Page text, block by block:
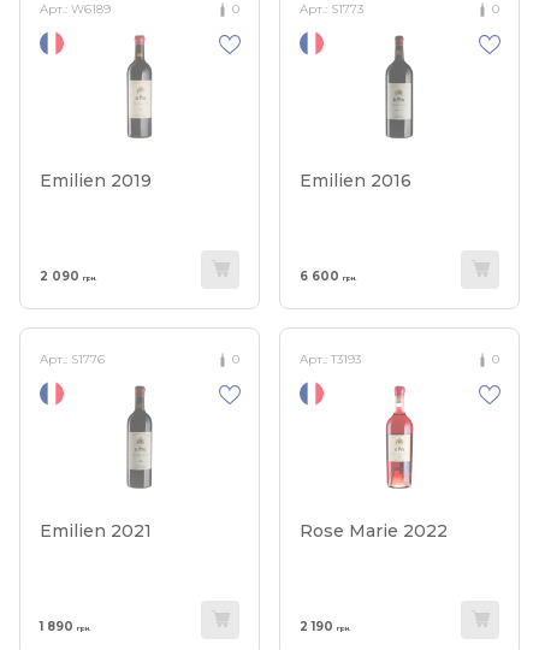
Арт.: W6189 0
Emilien 2019
2 090 грн.
Арт.: S1773 0
Emilien 2016
6 600 грн.
Арт.: S1776 0
Emilien 2021
1 890 грн.
Арт.: T3193 0
Rose Marie 2022
2 190 грн.